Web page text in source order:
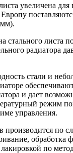
увеличена
стального листа
радиатора
стали и
и дает
режим
управления.
производится по
обработка
по